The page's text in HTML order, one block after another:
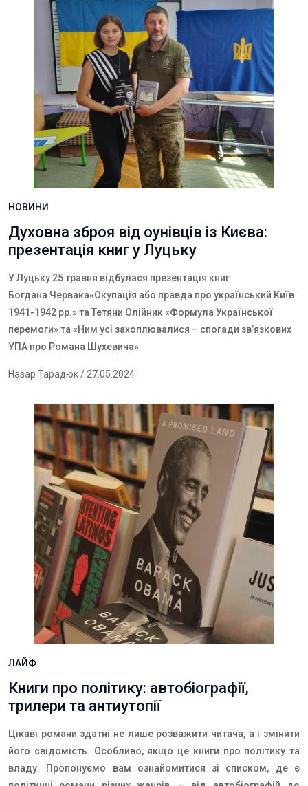
НОВИНИ
Духовна зброя від оунівців із Києва:
презентація книг у Луцьку
У Луцьку 25 травня відбулася презентація книг
Богдана Червака«Окупація або правда про український Київ
1941-1942 рр.» та Тетяни Олійник«Формула Української
перемоги» та «Ним усі захоплювалися – спогади зв’язкових
УПА про Романа Шухевича»
Назар Тарадюк/ 27.05.2024
ЛАЙФ
Книги про політику: автобіографії,
трилери та антиутопії
Цікаві романи здатні не лише розважити читача, а і змінити
його свідомість. Особливо, якщо це книги про політику та
владу. Пропонуємо вам ознайомитися зі списком, де є